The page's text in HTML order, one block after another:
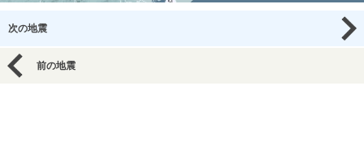
次の地震
前の地震